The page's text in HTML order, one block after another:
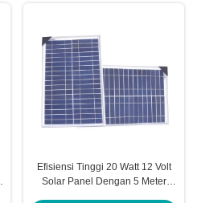
Efisiensi Tinggi 20 Watt 12 Volt
Solar Panel Dengan 5 Meter